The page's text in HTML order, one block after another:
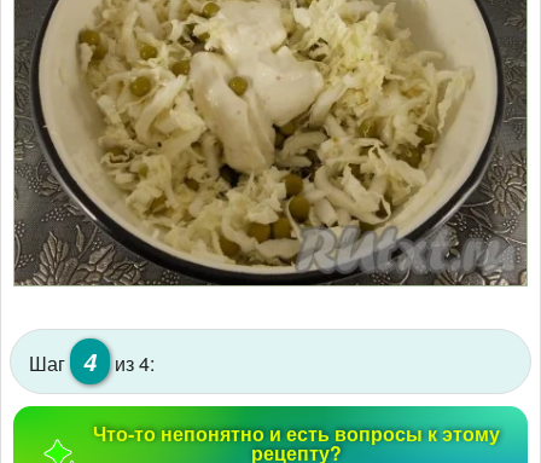
Шаг 4 из 4:
Что-то непонятно и есть вопросы к этому
рецепту?